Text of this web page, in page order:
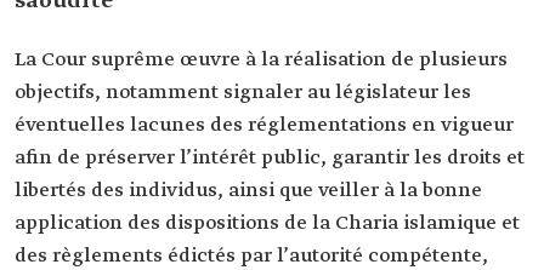
La Cour suprême œuvre à la réalisation de plusieurs
objectifs, notamment signaler au législateur les
éventuelles lacunes des réglementations en vigueur
afin de préserver l’intérêt public, garantir les droits et
libertés des individus, ainsi que veiller à la bonne
application des dispositions de la Charia islamique et
des règlements édictés par l’autorité compétente,